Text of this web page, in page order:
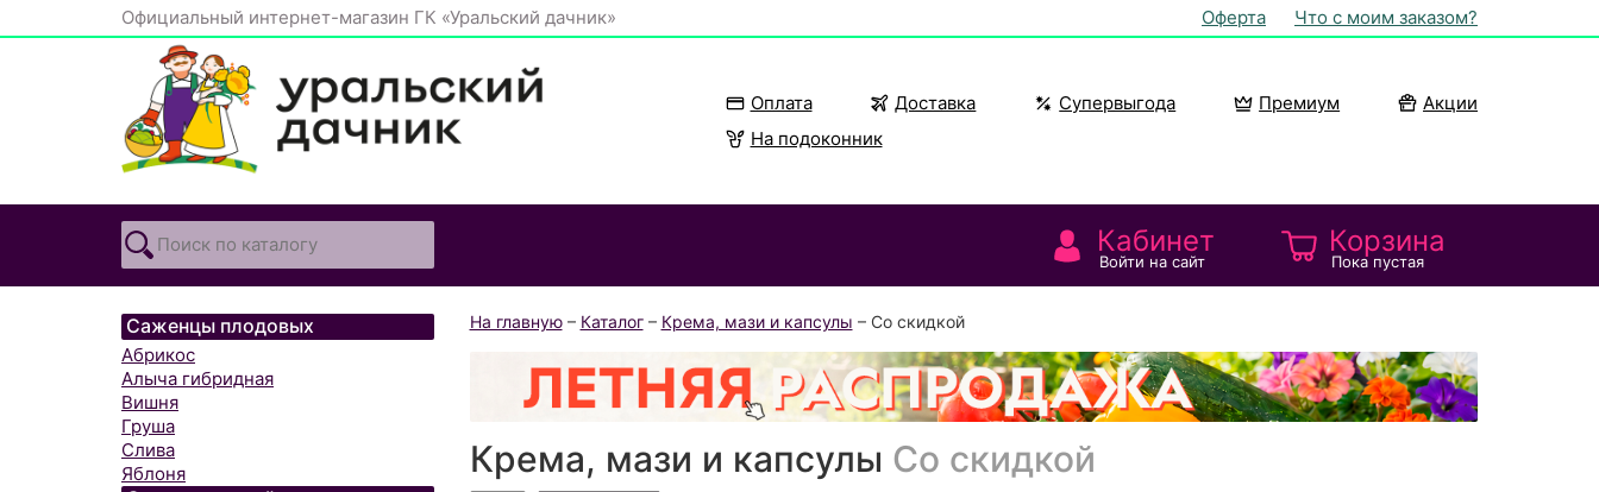
Официальный интернет-магазин ГК «Уральский дачник» Оферта Что с моим заказом?
Оплата Доставка Супервыгода Премиум
Акции
На подоконник
Кабинет
Войти на сайт
Корзина
Пока пустая
Саженцы плодовых
Абрикос
Алыча гибридная
Вишня
Груша
Слива
Яблоня
На главную– Каталог– Крема, мази и капсулы – Со скидкой
Крема, мази и капсулы Со скидкой